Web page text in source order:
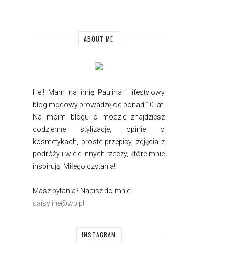
ABOUT ME
Hej! Mam na imię Paulina i
lifestylowy
blog modowy prowadzę od ponad 10 lat.
Na moim blogu o modzie znajdziesz
codzienne stylizacje, opinie o
kosmetykach, proste przepisy, zdjęcia z
podróży i wiele innych rzeczy, które mnie
inspirują. Miłego czytania!
Masz pytania? Napisz do mnie:
daisyline@wp.pl
INSTAGRAM